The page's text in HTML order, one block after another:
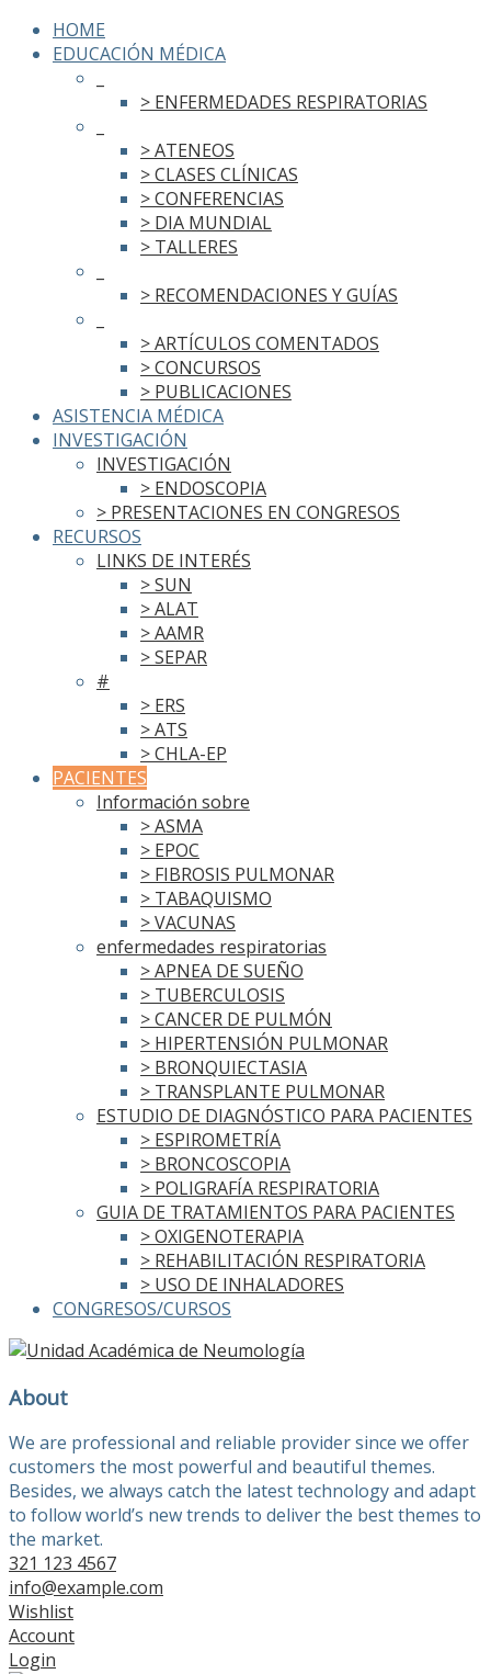
HOME
EDUCACIÓN MÉDICA
> ENFERMEDADES RESPIRATORIAS
> ATENEOS
> CLASES CLÍNICAS
> CONFERENCIAS
> DIA MUNDIAL
> TALLERES
> RECOMENDACIONES Y GUÍAS
> ARTÍCULOS COMENTADOS
> CONCURSOS
> PUBLICACIONES
ASISTENCIA MÉDICA
INVESTIGACIÓN
INVESTIGACIÓN
> ENDOSCOPIA
> PRESENTACIONES EN CONGRESOS
RECURSOS
LINKS DE INTERÉS
> SUN
> ALAT
> AAMR
> SEPAR
#
> ERS
> ATS
> CHLA-EP
PACIENTES
Información sobre
> ASMA
> EPOC
> FIBROSIS PULMONAR
> TABAQUISMO
> VACUNAS
enfermedades respiratorias
> APNEA DE SUEÑO
> TUBERCULOSIS
> CANCER DE PULMÓN
> HIPERTENSIÓN PULMONAR
> BRONQUIECTASIA
> TRANSPLANTE PULMONAR
ESTUDIO DE DIAGNÓSTICO PARA PACIENTES
> ESPIROMETRÍA
> BRONCOSCOPIA
> POLIGRAFÍA RESPIRATORIA
GUIA DE TRATAMIENTOS PARA PACIENTES
> OXIGENOTERAPIA
> REHABILITACIÓN RESPIRATORIA
> USO DE INHALADORES
CONGRESOS/CURSOS
About
We are professional and reliable provider since we offer
customers the most powerful and beautiful themes.
Besides, we always catch the latest technology and adapt
to follow world’s new trends to deliver the best themes to
the market.
321 123 4567
info@example.com
Wishlist
Account
Login